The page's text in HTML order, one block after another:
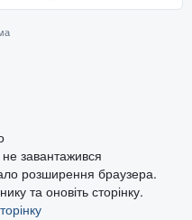
завантажився
розширення браузера.
та оновіть сторінку.